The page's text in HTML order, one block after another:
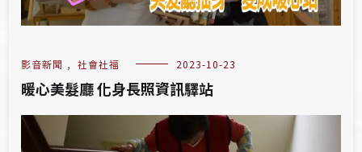
影音新聞 , 社會社福 2023-10-23
暖心美髮廳 化身長照資訊驛站